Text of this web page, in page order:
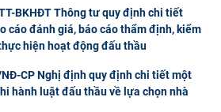
BKHĐT Thông tư quy định chi tiết
cáo đánh giá, báo cáo thẩm định, kiểm
hiện hoạt động đấu thầu
CP Nghị định quy định chi tiết một
hành luật đấu thầu về lựa chọn nhà